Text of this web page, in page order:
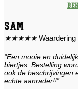
Sam
★★★★★
“Een mooie en
biertjes. Bestelling
ook de beschrijvingen
echte aanrader!!”